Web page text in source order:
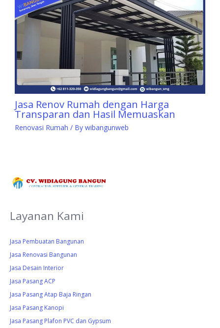
Jasa Renov Rumah dengan Harga
Transparan dan Hasil Memuaskan
Renovasi Rumah / By wibangunweb
Layanan Kami
Jasa Pembuatan Bangunan
Jasa Renovasi Bangunan
Jasa Desain Interior
Jasa Pasang ACP
Jasa Pasang Atap Baja Ringan
Jasa Pasang Kanopi
Jasa Pasang Plafon PVC dan Gypsum